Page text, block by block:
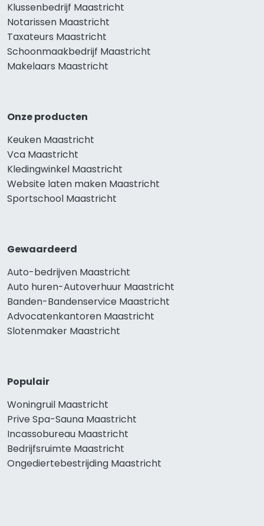
Klussenbedrijf Maastricht
Notarissen Maastricht
Taxateurs Maastricht
Schoonmaakbedrijf Maastricht
Makelaars Maastricht
Onze producten
Keuken Maastricht
Vca Maastricht
Kledingwinkel Maastricht
Website laten maken Maastricht
Sportschool Maastricht
Gewaardeerd
Auto-bedrijven Maastricht
Auto huren-Autoverhuur Maastricht
Banden-Bandenservice Maastricht
Advocatenkantoren Maastricht
Slotenmaker Maastricht
Populair
Woningruil Maastricht
Prive Spa-Sauna Maastricht
Incassobureau Maastricht
Bedrijfsruimte Maastricht
Ongediertebestrijding Maastricht